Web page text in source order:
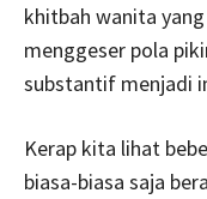
khitbah wanita
menggeser pola
substantif menjadi
Kerap kita lihat
biasa-biasa saja